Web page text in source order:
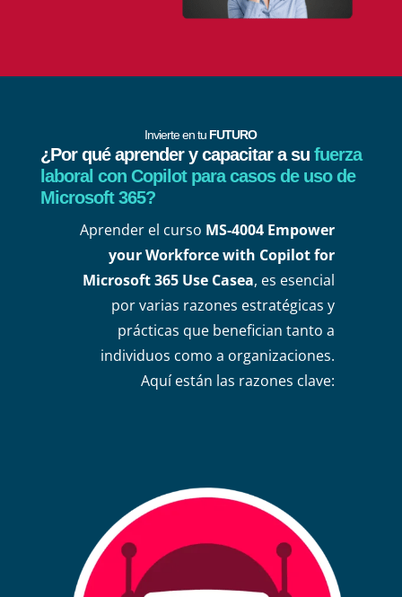
Invierte en tu FUTURO
¿Por qué aprender y capacitar a su fuerza
laboral con Copilot para casos de uso de
Microsoft 365?
Aprender el curso MS-4004 Empower
your Workforce with Copilot for
Microsoft 365 Use Casea, es esencial
por varias razones estratégicas y
prácticas que benefician tanto a
individuos como a organizaciones.
Aquí están las razones clave: